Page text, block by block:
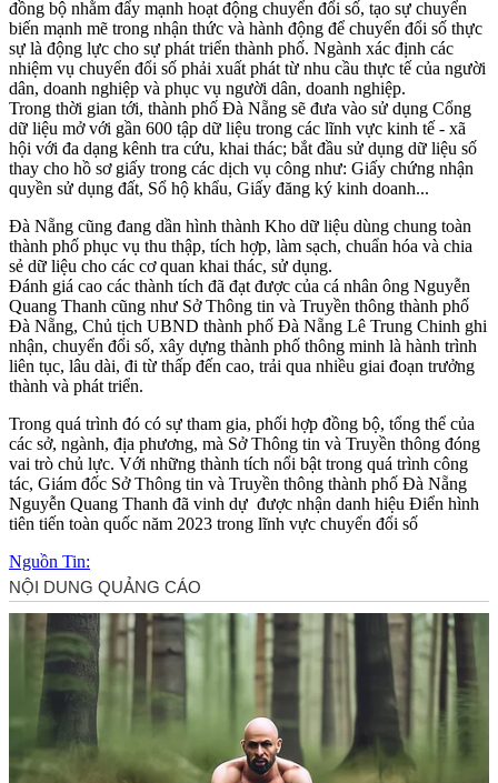
đồng bộ nhằm đẩy mạnh hoạt động chuyển đổi số, tạo sự chuyển
biến mạnh mẽ trong nhận thức và hành động để chuyển đổi số thực
sự là động lực cho sự phát triển thành phố. Ngành xác định các
nhiệm vụ chuyển đổi số phải xuất phát từ nhu cầu thực tế của người
dân, doanh nghiệp và phục vụ người dân, doanh nghiệp.
Trong thời gian tới, thành phố Đà Nẵng sẽ đưa vào sử dụng Cổng
dữ liệu mở với gần 600 tập dữ liệu trong các lĩnh vực kinh tế - xã
hội với đa dạng kênh tra cứu, khai thác; bắt đầu sử dụng dữ liệu số
thay cho hồ sơ giấy trong các dịch vụ công như: Giấy chứng nhận
quyền sử dụng đất, Sổ hộ khẩu, Giấy đăng ký kinh doanh...
Đà Nẵng cũng đang dần hình thành Kho dữ liệu dùng chung toàn
thành phố phục vụ thu thập, tích hợp, làm sạch, chuẩn hóa và chia
sẻ dữ liệu cho các cơ quan khai thác, sử dụng.
Đánh giá cao các thành tích đã đạt được của cá nhân ông Nguyễn
Quang Thanh cũng như Sở Thông tin và Truyền thông thành phố
Đà Nẵng, Chủ tịch UBND thành phố Đà Nẵng Lê Trung Chinh ghi
nhận, chuyển đổi số, xây dựng thành phố thông minh là hành trình
liên tục, lâu dài, đi từ thấp đến cao, trải qua nhiều giai đoạn trưởng
thành và phát triển.
Trong quá trình đó có sự tham gia, phối hợp đồng bộ, tổng thể của
các sở, ngành, địa phương, mà Sở Thông tin và Truyền thông đóng
vai trò chủ lực. Với những thành tích nổi bật trong quá trình công
tác, Giám đốc Sở Thông tin và Truyền thông thành phố Đà Nẵng
Nguyễn Quang Thanh đã vinh dự được nhận danh hiệu Điển hình
tiên tiến toàn quốc năm 2023 trong lĩnh vực chuyển đổi số
Nguồn Tin: